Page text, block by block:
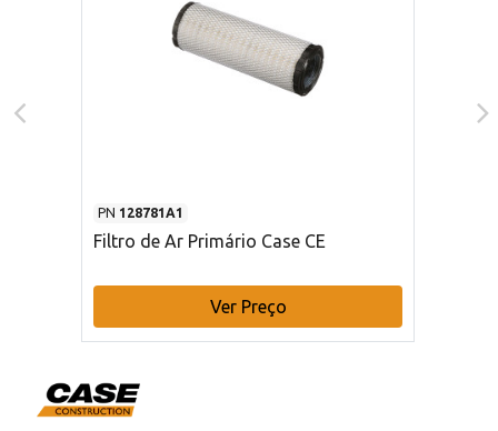
PN 128781A1
Filtro de Ar Primário Case CE
Ver Preço